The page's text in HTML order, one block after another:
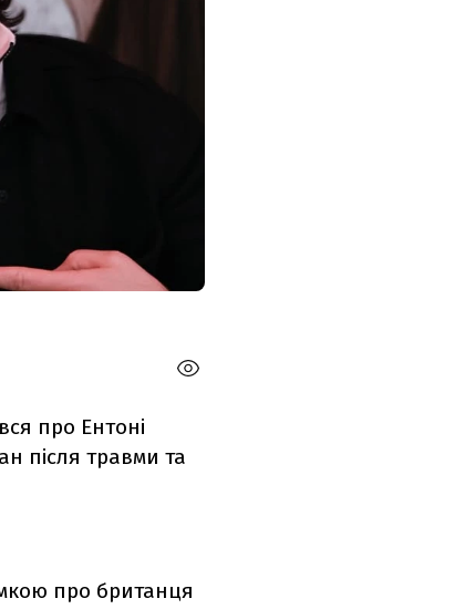
про Ентоні
після травми та
про британця